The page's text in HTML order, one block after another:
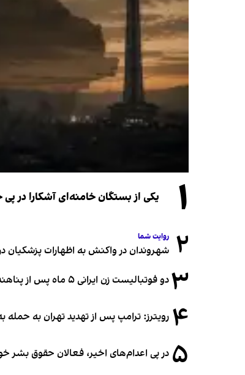
۱ یکی از بستگان خامنه‌ای آشکارا در
۲ روایت شما
شهروندان در واکنش به اظهارات پزشکیان
۳دو فوتبالیست زن ایرانی ۵ ماه پس از پناهندگی، شهروند استرالیا شدند
۴ رویترز: ترامپ پس از تهدید تهران به
۵ در پی اعدام‌های اخیر، فعالان حقوق بشر